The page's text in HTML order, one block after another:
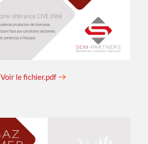
Voir le fichier.pdf